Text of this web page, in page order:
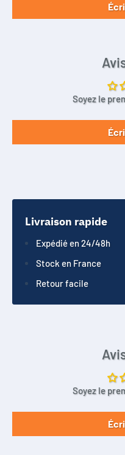
Soyez le
Livraison rapide
Expédié en 24/48h
Stock en France
Retour facile
Soyez le